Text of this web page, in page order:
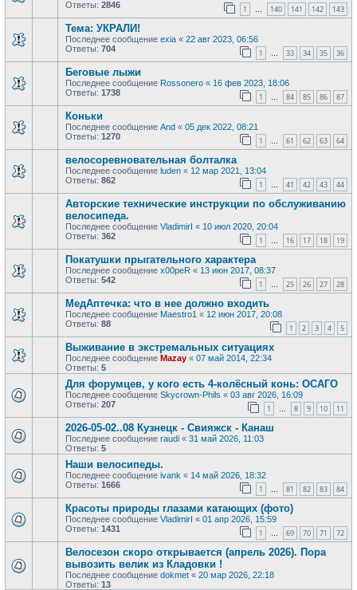
Ответы: 2846 1 … 140 141 142 143
Тема: УКРАЛИ!
Последнее сообщение exia « 22 авг 2023, 06:56
Ответы: 704 1 … 33 34 35 36
Беговые лыжи
Последнее сообщение Rossonero « 16 фев 2023, 18:06
Ответы: 1738 1 … 84 85 86 87
Коньки
Последнее сообщение And « 05 дек 2022, 08:21
Ответы: 1270 1 … 61 62 63 64
велосоревновательная болталка
Последнее сообщение luden « 12 мар 2021, 13:04
Ответы: 862 1 … 41 42 43 44
Авторские технические инструкции по обслуживанию
велосипеда.
Последнее сообщение VladimirI « 10 июл 2020, 20:04
Ответы: 362 1 … 16 17 18 19
Покатушки прыгательного характера
Последнее сообщение x00peR « 13 июн 2017, 08:37
Ответы: 542 1 … 25 26 27 28
МедАптечка: что в нее должно входить
Последнее сообщение Maestro1 « 12 июн 2017, 20:08
Ответы: 88 1 2 3 4 5
Выживание в экстремальных ситуациях
Последнее сообщение Mazay « 07 май 2014, 22:34
Ответы: 5
Для форумцев, у кого есть 4-колёсный конь: ОСАГО
Последнее сообщение Skycrown-Phils « 03 авг 2026, 16:09
Ответы: 207 1 … 8 9 10 11
2026-05-02..08 Кузнецк - Свияжск - Канаш
Последнее сообщение raudi « 31 май 2026, 11:03
Ответы: 5
Наши велосипеды.
Последнее сообщение ivank « 14 май 2026, 18:32
Ответы: 1666 1 … 81 82 83 84
Красоты природы глазами катающих (фото)
Последнее сообщение VladimirI « 01 апр 2026, 15:59
Ответы: 1431 1 … 69 70 71 72
Велосезон скоро открывается (апрель 2026). Пора
вывозить велик из Кладовки !
Последнее сообщение dokmet « 20 мар 2026, 22:18
Ответы: 13